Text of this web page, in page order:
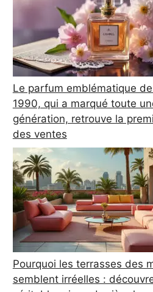
Le parfum emblématique
1990, qui a marqué toute
génération, retrouve la
des ventes
Pourquoi les terrasses des
semblent irréelles :